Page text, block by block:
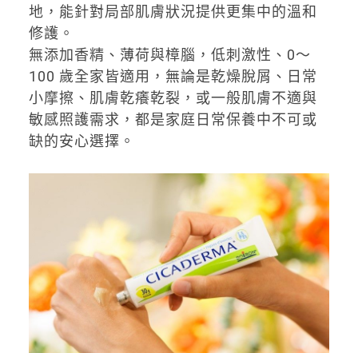
地，能針對局部肌膚狀況提供更集中的溫和
修護。
無添加香精、薄荷與樟腦，低刺激性、0～
100 歲全家皆適用，無論是乾燥脫屑、日常
小摩擦、肌膚乾癢乾裂，或一般肌膚不適與
敏感照護需求，都是家庭日常保養中不可或
缺的安心選擇。